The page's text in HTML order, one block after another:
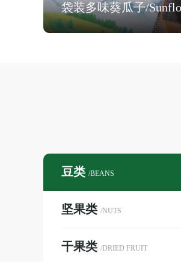
袋装多味葵瓜子/
豆类 /BEANS
坚果类 /NUTS
干果类 /DRIED FRUIT